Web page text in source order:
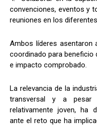
convenciones, eventos y
reuniones en los
Ambos líderes
coordinado para beneficio
e impacto comprobado.
La relevancia de la
transversal y a pesar
relativamente joven, ha
ante el reto que ha